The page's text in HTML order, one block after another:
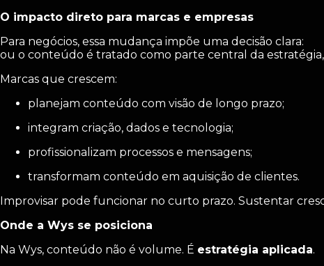
O impacto direto para marcas e empresas
Para negócios, essa mudança impõe uma decisão clara:
ou o conteúdo é tratado como parte central da
Marcas que crescem:
planejam conteúdo com visão de longo prazo;
integram criação, dados e tecnologia;
profissionalizam processos e mensagens;
transformam conteúdo em aquisição de clientes.
Improvisar pode funcionar no curto prazo. Sustentar
Onde a Wys se posiciona
Na Wys, conteúdo não é volume. É estratégia aplicada.